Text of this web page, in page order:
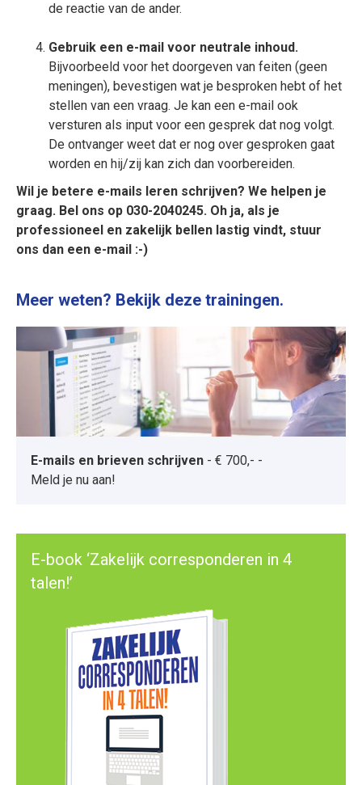
de reactie van de ander.
Gebruik een e-mail voor neutrale inhoud.
Bijvoorbeeld voor het doorgeven van feiten (geen
meningen), bevestigen wat je besproken hebt of het
stellen van een vraag. Je kan een e-mail ook
versturen als input voor een gesprek dat nog volgt.
De ontvanger weet dat er nog over gesproken gaat
worden en hij/zij kan zich dan voorbereiden.
Wil je betere e-mails leren schrijven? We helpen je
graag. Bel ons op 030-2040245. Oh ja, als je
professioneel en zakelijk bellen lastig vindt, stuur
ons dan een e-mail :-)
Meer weten? Bekijk deze trainingen.
E-mails en brieven schrijven - € 700,- -
Meld je nu aan!
E-book ‘Zakelijk corresponderen in 4
talen!’